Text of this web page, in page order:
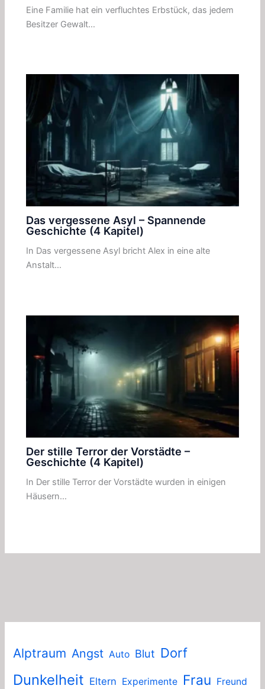
Alptraum Angst Auto Blut Dorf
Dunkelheit Eltern Experimente Frau Freund
Eine Familie hat ein verfluchtes Erbstück, das jedem
Besitzer Gewalt…
Das vergessene Asyl – Spannende
Geschichte (4 Kapitel)
In Das vergessene Asyl bricht Alex in eine alte
Anstalt…
Der stille Terror der Vorstädte –
Geschichte (4 Kapitel)
In Der stille Terror der Vorstädte wurden in einigen
Häusern…